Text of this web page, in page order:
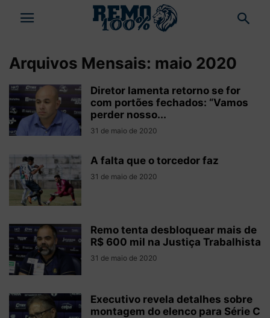
Arquivos Mensais: maio 2020
Diretor lamenta retorno se for
com portões fechados: “Vamos
perder nosso...
31 de maio de 2020
A falta que o torcedor faz
31 de maio de 2020
Remo tenta desbloquear mais de
R$ 600 mil na Justiça Trabalhista
31 de maio de 2020
Executivo revela detalhes sobre
montagem do elenco para Série C